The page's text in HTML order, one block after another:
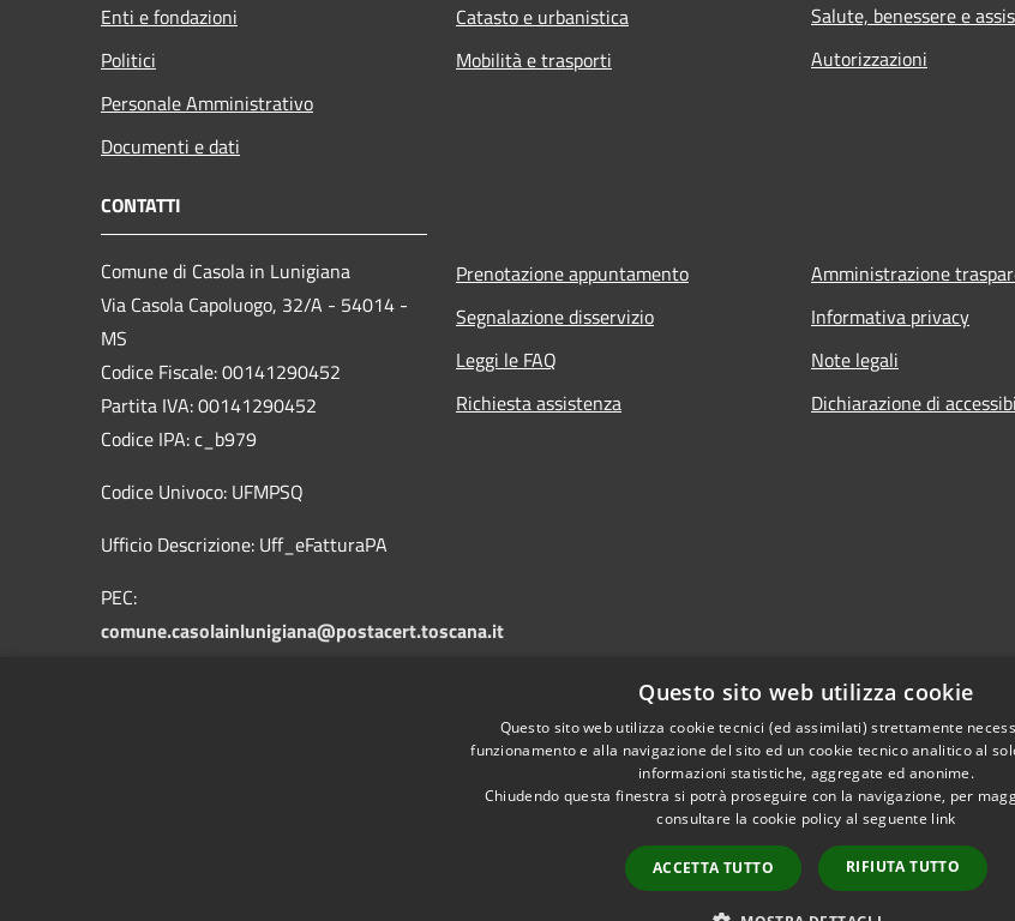
Enti e fondazioni
Politici
Personale Amministrativo
Documenti e dati
Catasto e urbanistica
Mobilità e trasporti
Salute, benessere e
Autorizzazioni
CONTATTI
Comune di Casola in Lunigiana
Via Casola Capoluogo, 32/A - 54014 -
MS
Codice Fiscale: 00141290452
Partita IVA: 00141290452
Codice IPA: c_b979
Codice Univoco: UFMPSQ
Ufficio Descrizione: Uff_eFatturaPA
PEC:
comune.casolainlunigiana@postacert.toscana.it
Prenotazione appuntamento
Segnalazione disservizio
Leggi le FAQ
Richiesta assistenza
Amministrazione
Informativa privacy
Note legali
Dichiarazione di
Copyright © 2026 •
Questo sito web utilizza cookie
Questo sito web utilizza cookie tecnici (ed assimilati) strettamente
funzionamento e alla navigazione del sito ed un cookie tecnico analitico al
informazioni statistiche, aggregate ed anonime.
Chiudendo questa finestra si potrà proseguire con la navigazione, per
consultare la cookie policy al seguente link
ACCETTA TUTTO RIFIUTA TUTTO